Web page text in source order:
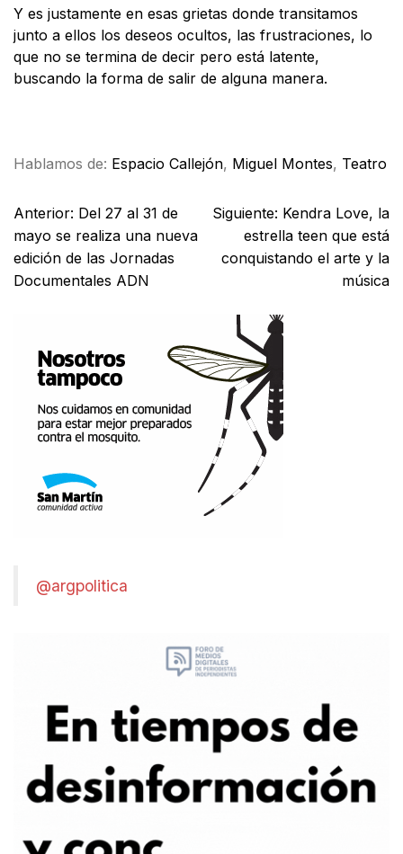
Y es justamente en esas grietas donde transitamos
junto a ellos los deseos ocultos, las frustraciones, lo
que no se termina de decir pero está latente,
buscando la forma de salir de alguna manera.
Hablamos de: Espacio Callejón, Miguel Montes, Teatro
Anterior: Del 27 al 31 de
mayo se realiza una nueva
edición de las Jornadas
Documentales ADN
Siguiente: Kendra Love, la
estrella teen que está
conquistando el arte y la
música
@argpolitica